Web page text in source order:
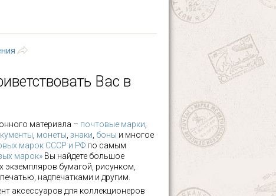
Вас в
материала – почтовые марки
монеты знаки боны и многое
марок СССР и РФ по самым
марок» Вы найдете большое
бумагой, рисунком,
надпечатками и другим.
аксессуаров для коллекционеров